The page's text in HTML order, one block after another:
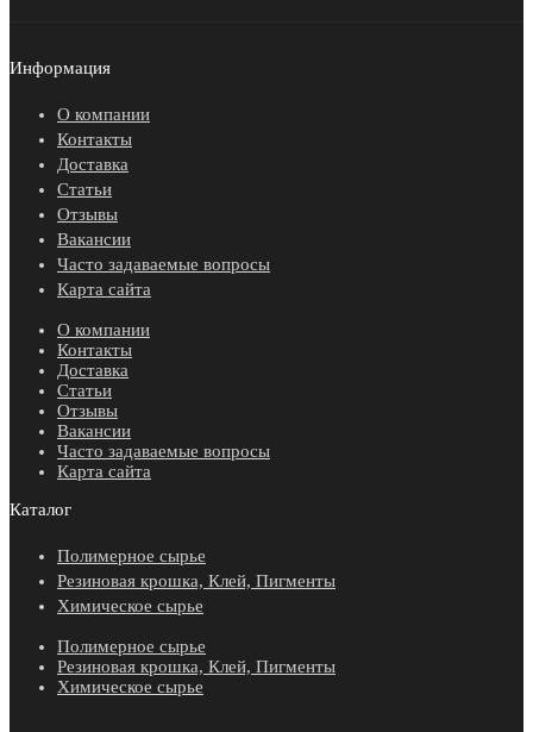
Информация
О компании
Контакты
Доставка
Статьи
Отзывы
Вакансии
Часто задаваемые вопросы
Карта сайта
О компании
Контакты
Доставка
Статьи
Отзывы
Вакансии
Часто задаваемые вопросы
Карта сайта
Каталог
Полимерное сырье
Резиновая крошка, Клей, Пигменты
Химическое сырье
Полимерное сырье
Резиновая крошка, Клей, Пигменты
Химическое сырье